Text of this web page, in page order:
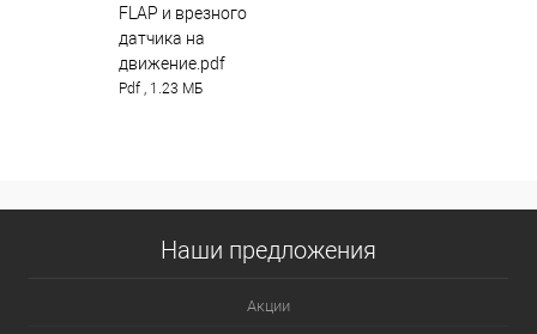
FLAP и врезного
датчика на
движение.pdf
Pdf , 1.23 МБ
Наши предложения
Акции